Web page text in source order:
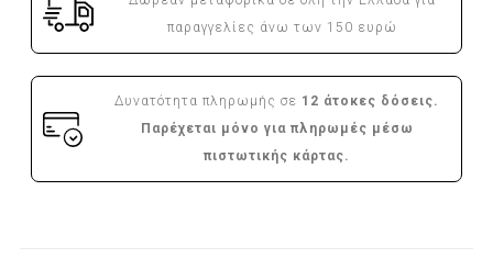
παραγγελίες άνω των 150 ευρώ
Δυνατότητα πληρωμής σε 12 άτοκες δόσεις.
Παρέχεται μόνο για πληρωμές μέσω
πιστωτικής κάρτας.